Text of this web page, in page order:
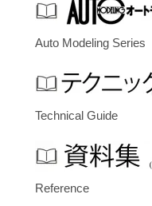
Auto Modeling Series
Technical Guide
Reference